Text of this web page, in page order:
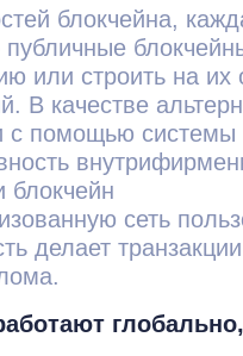
блокчейна,
или строить на
В качестве
с помощью
блокчейн
сеть
делает